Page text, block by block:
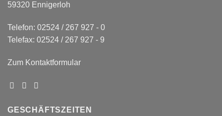
59320 Ennigerloh
Telefon: 02524 / 267 927 - 0
Telefax: 02524 / 267 927 - 9
Zum Kontaktformular
GESCHÄFTSZEITEN